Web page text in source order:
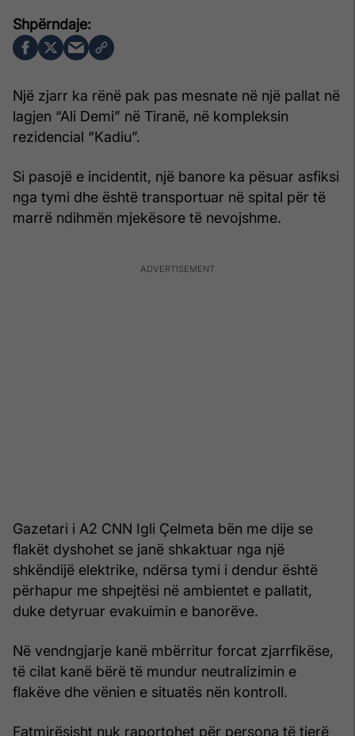
Një zjarr ka rënë pak pas mesnate në një pallat në
lagjen “Ali Demi” në Tiranë, në kompleksin
rezidencial “Kadiu”.
Si pasojë e incidentit, një banore ka pësuar asfiksi
nga tymi dhe është transportuar në spital për të
marrë ndihmën mjekësore të nevojshme.
Gazetari i A2 CNN Igli Çelmeta bën me dije se
flakët dyshohet se janë shkaktuar nga një
shkëndijë elektrike, ndërsa tymi i dendur është
përhapur me shpejtësi në ambientet e pallatit,
duke detyruar evakuimin e banorëve.
Në vendngjarje kanë mbërritur forcat zjarrfikëse,
të cilat kanë bërë të mundur neutralizimin e
flakëve dhe vënien e situatës nën kontroll.
Fatmirësisht nuk raportohet për persona të tjerë